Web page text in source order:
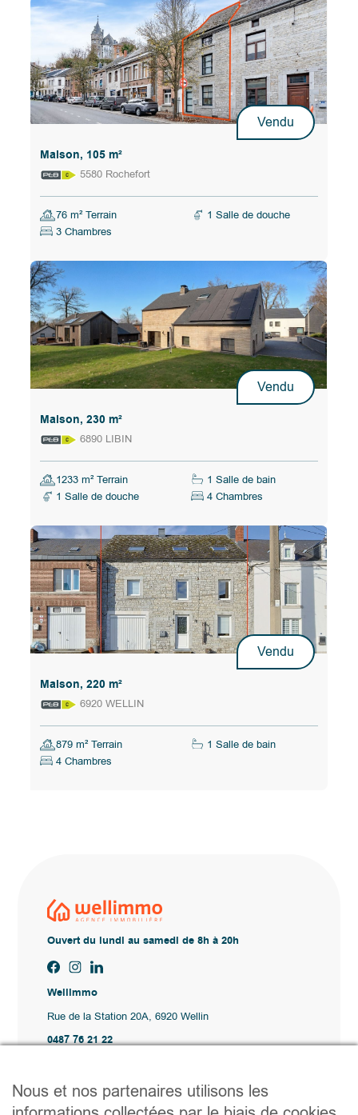
Vendu
Maison, 105 m²
5580 Rochefort
76 m² Terrain
1 Salle de douche
3 Chambres
Vendu
Maison, 230 m²
6890 LIBIN
1233 m² Terrain
1 Salle de bain
1 Salle de douche
4 Chambres
Vendu
Maison, 220 m²
6920 WELLIN
879 m² Terrain
1 Salle de bain
4 Chambres
Ouvert du lundi au samedi de 8h à 20h
Wellimmo
Rue de la Station 20A, 6920 Wellin
0487 76 21 22
Acheter
Nous et nos partenaires utilisons les